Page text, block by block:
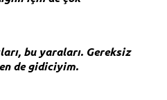
bu yaraları. Gereksiz
de gidiciyim.